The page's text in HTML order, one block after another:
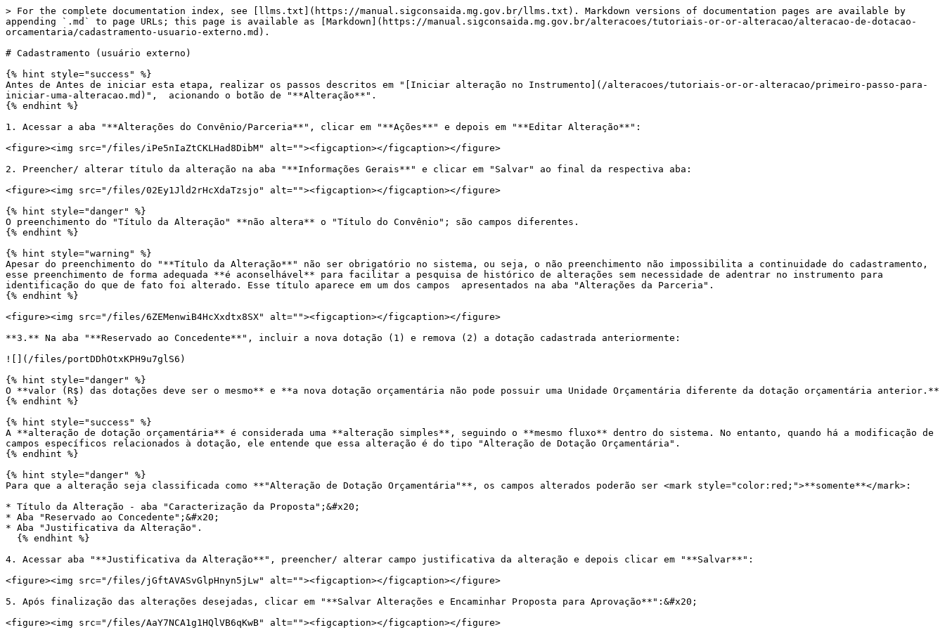
> For the complete documentation index, see [llms.txt](https://manual.sigconsaida.mg.gov.br/llms.txt). Markdown versions of documentation pages are available by
appending `.md` to page URLs; this page is available as [Markdown](https://manual.sigconsaida.mg.gov.br/alteracoes/tutoriais-or-or-alteracao/alteracao-de-dotacao-
orcamentaria/cadastramento-usuario-externo.md).
# Cadastramento (usuário externo)
{% hint style="success" %}
Antes de Antes de iniciar esta etapa, realizar os passos descritos em "[Iniciar alteração no Instrumento](/alteracoes/tutoriais-or-or-alteracao/primeiro-passo-para-
iniciar-uma-alteracao.md)",  acionando o botão de "**Alteração**".
{% endhint %}
1. Acessar a aba "**Alterações do Convênio/Parceria**", clicar em "**Ações**" e depois em "**Editar Alteração**":
<figure><img src="/files/iPe5nIaZtCKLHad8DibM" alt=""><figcaption></figcaption></figure>
2. Preencher/ alterar título da alteração na aba "**Informações Gerais**" e clicar em "Salvar" ao final da respectiva aba:
<figure><img src="/files/02Ey1Jld2rHcXdaTzsjo" alt=""><figcaption></figcaption></figure>
{% hint style="danger" %}
O preenchimento do "Título da Alteração" **não altera** o "Título do Convênio"; são campos diferentes.
{% endhint %}
{% hint style="warning" %}
Apesar do preenchimento do "**Título da Alteração**" não ser obrigatório no sistema, ou seja, o não preenchimento não impossibilita a continuidade do cadastramento,
esse preenchimento de forma adequada **é aconselhável** para facilitar a pesquisa de histórico de alterações sem necessidade de adentrar no instrumento para
identificação do que de fato foi alterado. Esse título aparece em um dos campos  apresentados na aba "Alterações da Parceria".
{% endhint %}
<figure><img src="/files/6ZEMenwiB4HcXxdtx8SX" alt=""><figcaption></figcaption></figure>
**3.** Na aba "**Reservado ao Concedente**", incluir a nova dotação (1) e remova (2) a dotação cadastrada anteriormente:
![](/files/portDDhOtxKPH9u7glS6)
{% hint style="danger" %}
O **valor (R$) das dotações deve ser o mesmo** e **a nova dotação orçamentária não pode possuir uma Unidade Orçamentária diferente da dotação orçamentária anterior.**
{% endhint %}
{% hint style="success" %}
A **alteração de dotação orçamentária** é considerada uma **alteração simples**, seguindo o **mesmo fluxo** dentro do sistema. No entanto, quando há a modificação de
campos específicos relacionados à dotação, ele entende que essa alteração é do tipo "Alteração de Dotação Orçamentária".
{% endhint %}
{% hint style="danger" %}
Para que a alteração seja classificada como **"Alteração de Dotação Orçamentária"**, os campos alterados poderão ser <mark style="color:red;">**somente**</mark>:
* Título da Alteração - aba "Caracterização da Proposta";&#x20;
* Aba "Reservado ao Concedente";&#x20;
* Aba "Justificativa da Alteração".
4. Acessar aba "**Justificativa da Alteração**", preencher/ alterar campo justificativa da alteração e depois clicar em "**Salvar**":
<figure><img src="/files/jGftAVASvGlpHnyn5jLw" alt=""><figcaption></figcaption></figure>
5. Após finalização das alterações desejadas, clicar em "**Salvar Alterações e Encaminhar Proposta para Aprovação**":&#x20;
<figure><img src="/files/AaY7NCA1g1HQlVB6qKwB" alt=""><figcaption></figcaption></figure>